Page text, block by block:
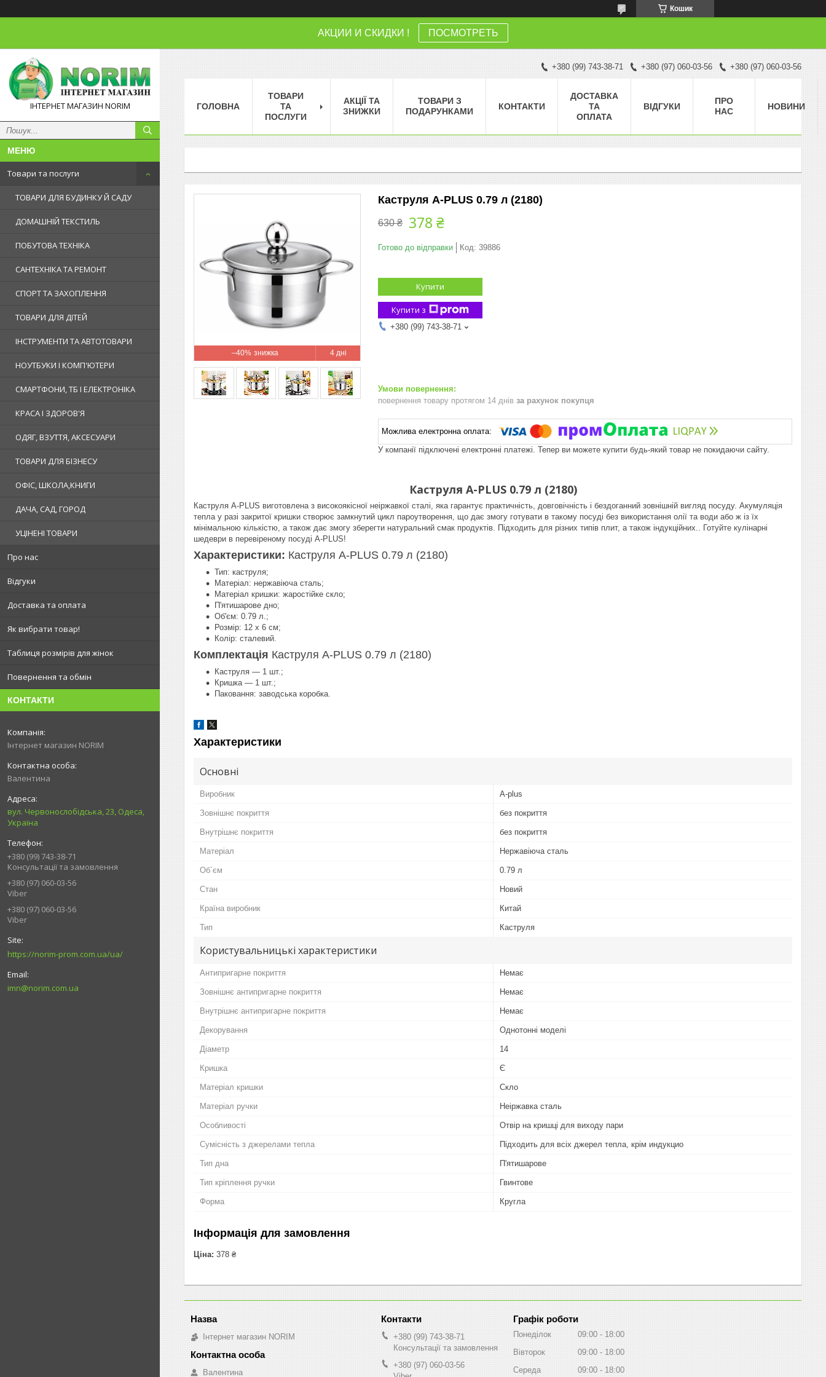
Кошик
АКЦИИ И СКИДКИ ! ПОСМОТРЕТЬ
ІНТЕРНЕТ МАГАЗИН NORIM
Товари та послуги
ТОВАРИ ДЛЯ БУДИНКУ Й САДУ
ДОМАШНІЙ ТЕКСТИЛЬ
ПОБУТОВА ТЕХНІКА
САНТЕХНІКА ТА РЕМОНТ
СПОРТ ТА ЗАХОПЛЕННЯ
ТОВАРИ ДЛЯ ДІТЕЙ
ІНСТРУМЕНТИ ТА АВТОТОВАРИ
НОУТБУКИ І КОМП'ЮТЕРИ
СМАРТФОНИ, ТБ І ЕЛЕКТРОНІКА
КРАСА І ЗДОРОВ'Я
ОДЯГ, ВЗУТТЯ, АКСЕСУАРИ
ТОВАРИ ДЛЯ БІЗНЕСУ
ОФІС, ШКОЛА,КНИГИ
ДАЧА, САД, ГОРОД
УЦІНЕНІ ТОВАРИ
Про нас
Відгуки
Доставка та оплата
Як вибрати товар!
Таблиця розмірів для жінок
Повернення та обмін
КОНТАКТИ
Інтернет магазин NORIM
Валентина
вул. Червонослобідська, 23, Одеса,
Україна
+380 (99) 743-38-71
Консультації та замовлення
+380 (97) 060-03-56
Viber
+380 (97) 060-03-56
Viber
https://norim-prom.com.ua/ua/
imn@norim.com.ua
+380 (99) 743-38-71 +380 (97) 060-03-56 +380 (97) 060-03-56
ГОЛОВНА
ТОВАРИ
ТА
ПОСЛУГИ
АКЦІЇ ТА
ЗНИЖКИ
ТОВАРИ З
ПОДАРУНКАМИ
КОНТАКТИ
ДОСТАВКА
ТА
ОПЛАТА
ВІДГУКИ
ПРО
НАС
НОВИНИ
–40% 4 дні
Каструля A-PLUS 0.79 л (2180)
630 ₴ 378 ₴
Готово до відправки Код: 39886
Купити
Купити з
+380 (99) 743-38-71
повернення товару протягом 14 днів за рахунок покупця
У компанії підключені електронні платежі. Тепер ви можете купити будь-який товар не покидаючи сайту.
Каструля A-PLUS 0.79 л (2180)
Каструля A-PLUS виготовлена з високоякісної неіржавкої сталі, яка гарантує практичність, довговічність і бездоганний зовнішній вигляд посуду. Акумуляція
тепла у разі закритої кришки створює замкнутий цикл пароутворення, що дає змогу готувати в такому посуді без використання олії та води або ж із їх
мінімальною кількістю, а також дає змогу зберегти натуральний смак продуктів. Підходить для різних типів плит, а також індукційних.
. Готуйте кулінарні
шедеври в перевіреному посуді A-PLUS!
Характеристики: Каструля A-PLUS 0.79 л (2180)
Тип: каструля;
Матеріал: нержавіюча сталь;
Матеріал кришки: жаростійке скло;
П'ятишарове дно;
Об'єм: 0.79 л.;
Розмір: 12 х 6 см;
Колір: сталевий.
Комплектація Каструля A-PLUS 0.79 л (2180)
Каструля — 1 шт.;
Кришка — 1 шт.;
Паковання: заводська коробка.
Характеристики
Основні
Виробник A-plus
Зовнішнє покриття без покриття
Внутрішнє покриття без покриття
Матеріал Нержавіюча сталь
Об`єм 0.79 л
Стан Новий
Країна виробник Китай
Тип Каструля
Користувальницькі характеристики
Антипригарне покриття Немає
Зовнішнє антипригарне покриття Немає
Внутрішнє антипригарне покриття Немає
Декорування Однотонні моделі
Діаметр 14
Кришка Є
Матеріал кришки Скло
Матеріал ручки Неіржавка сталь
Особливості Отвір на кришці для виходу пари
Сумісність з джерелами тепла Підходить для всіх джерел тепла, крім индукцио
Тип дна П'ятишарове
Тип кріплення ручки Гвинтове
Форма Кругла
Інформація для замовлення
Ціна: 378 ₴
Інтернет магазин NORIM
Валентина
+380 (99) 743-38-71
Консультації та замовлення
+380 (97) 060-03-56
Графік роботи
Понеділок 09:00
18:00
Вівторок
09:00
18:00
Середа
09:00 18:00